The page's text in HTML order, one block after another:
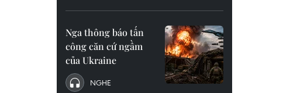
Nga thông báo tấn
công căn cứ ngầm
của Ukraine
NGHE